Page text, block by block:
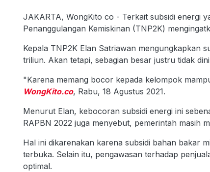
JAKARTA, WongKito co - Terkait subsidi energi
Penanggulangan Kemiskinan (TNP2K)
Kepala TNP2K Elan Satriawan mengungkapkan
triliun. Akan tetapi, sebagian besar justru tidak
"Karena memang bocor kepada kelompok
WongKito.co, Rabu, 18 Agustus 2021.
Menurut Elan, kebocoran subsidi energi ini
RAPBN 2022 juga menyebut, pemerintah masih
Hal ini dikarenakan karena subsidi bahan bakar
terbuka. Selain itu, pengawasan terhadap
optimal.